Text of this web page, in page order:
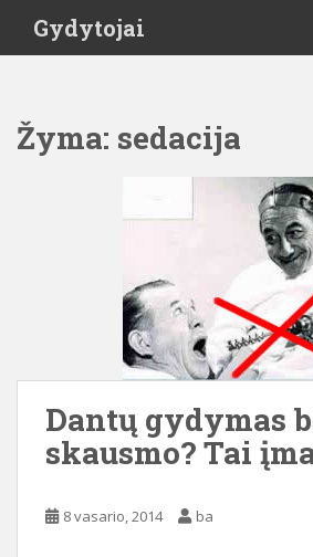
i
Gydytojai
Žyma: sedacija
Dantų gydymas
skausmo? Tai
8 vasario, 2014 ba